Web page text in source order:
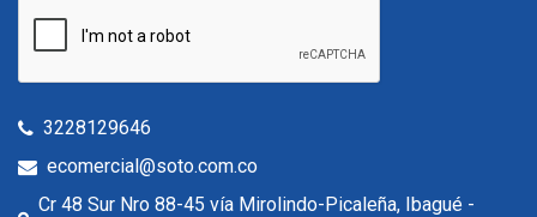
3228129646
ecomercial@soto.com.co
Cr 48 Sur Nro 88-45 vía Mirolindo-Picaleña, Ibagué -